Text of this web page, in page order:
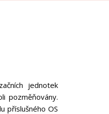
jednotek
pozměňovány.
příslušného OS